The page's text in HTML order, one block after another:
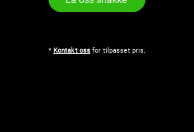
* Kontakt oss for tilpasset pris.